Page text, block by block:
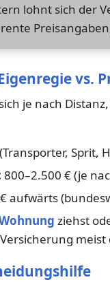
lohnt sich der
vs.
je nach
Sprit,
800–2.500 € (je
aufwärts
ziehst